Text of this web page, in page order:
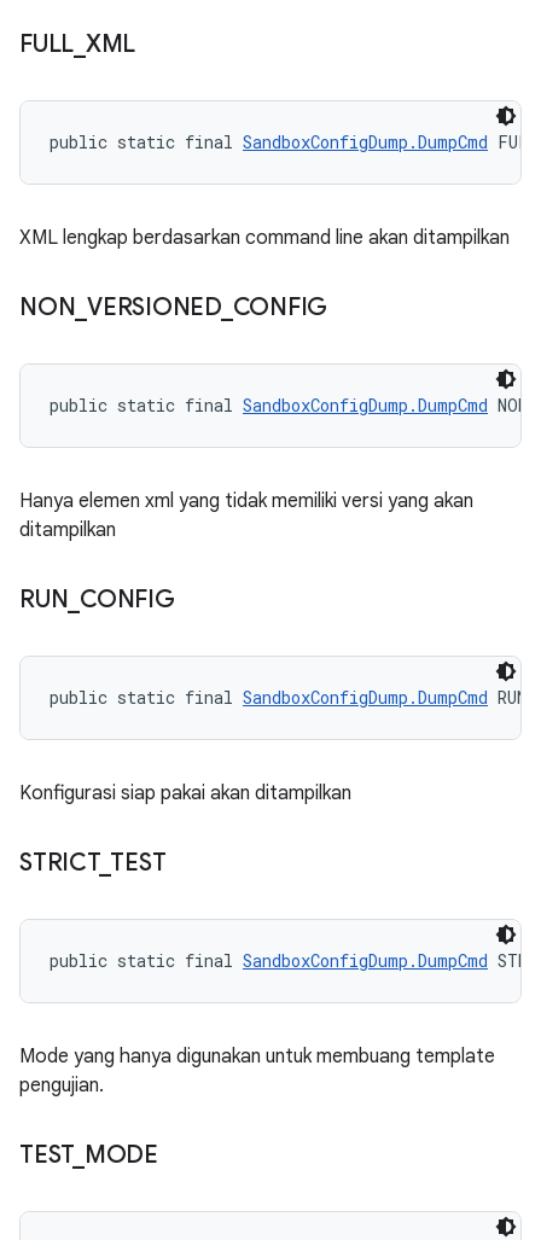
FULL XML
public static final SandboxConfigDump.DumpCmd
XML lengkap berdasarkan command line akan ditampilkan
NON VERSIONED_ CONFIG
public static final SandboxConfigDump.DumpCmd
Hanya elemen xml yang tidak memiliki versi yang akan
ditampilkan
RUN CONFIG
public static final SandboxConfigDump.DumpCmd
Konfigurasi siap pakai akan ditampilkan
STRICT_ TEST
public static final SandboxConfigDump.DumpCmd
Mode yang hanya digunakan untuk membuang template
pengujian.
TEST_ MODE